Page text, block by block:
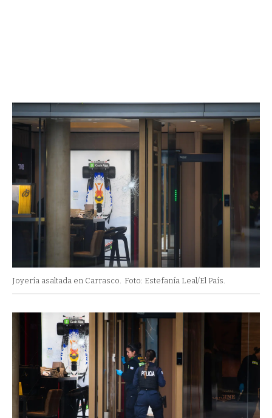
Joyería asaltada en Carrasco. Foto: Estefanía Leal/El País.